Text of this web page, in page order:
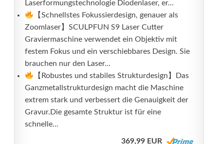
Laserformungstechnologie Diodenlaser, er...
【Schnellstes Fokussierdesign, genauer als
Zoomlaser】SCULPFUN S9 Laser Cutter
Graviermaschine verwendet ein Objektiv mit
festem Fokus und ein verschiebbares Design. Sie
brauchen nur den Laser...
【Robustes und stabiles Strukturdesign】Das
Ganzmetallstrukturdesign macht die Maschine
extrem stark und verbessert die Genauigkeit der
Gravur.Die gesamte Struktur ist für eine
schnelle...
369,99 EUR